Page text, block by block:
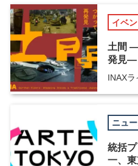
イベ
土間
発見―
INAX
ニュ
統括
一、